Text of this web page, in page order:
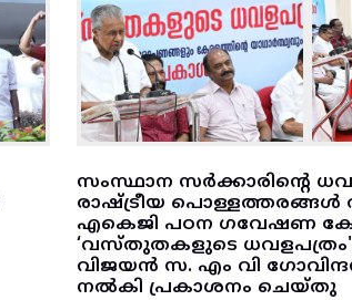
സംസ്ഥാന സർക്കാരിന്റെ
രാഷ്ട്രീയ പൊള്ളത്തരങ്ങൾ
എകെജി പഠന ഗവേഷണ
‘വസ്‌തുതകളുടെ ധവളപത്രം'
വിജയൻ സ. എം വി
നൽകി പ്രകാശനം ചെയ്തു